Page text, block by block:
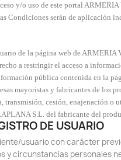
y/o uso de este portal
Condiciones serán de aplicación
de la página web de
a restringir el acceso a
pública contenida en la
mayoristas y fabricantes de los
transmisión, cesión, enajenación o
S.L. del fabricante del
DE USUARIO
usuario con carácter
y circunstancias personales